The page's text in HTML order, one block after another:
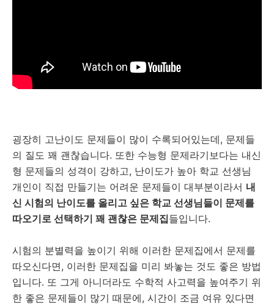
굉장히 고난이도 문제들이 많이 수록되어있는데, 문제들
의 질도 꽤 괜찮습니다. 또한 수능형 문제라기보다는 내신
형 문제들의 성격이 강하고, 난이도가 높아 학교 선생님
개인이 직접 만들기는 어려운 문제들이 대부분이라서 내
신 시험의 난이도를 올리고 싶은 학교 선생님들이 문제를
따오기로 선택하기 꽤 괜찮은 문제집들입니다.
시험의 분별력을 높이기 위해 이러한 문제집에서 문제를
따오신다면, 이러한 문제집을 미리 봐놓는 것도 좋은 방법
입니다. 또 그게 아니더라도 수학적 사고력을 높여주기 위
한 좋은 문제들이 많기 때문에, 시간이 조금 여유 있다면